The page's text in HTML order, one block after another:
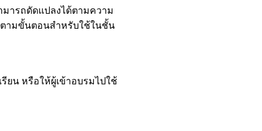
ารถดัดแปลงได้ตามความ
ตามขั้นตอนสำหรับใช้ในชั้น
ยน หรือให้ผู้เข้าอบรมไปใช้